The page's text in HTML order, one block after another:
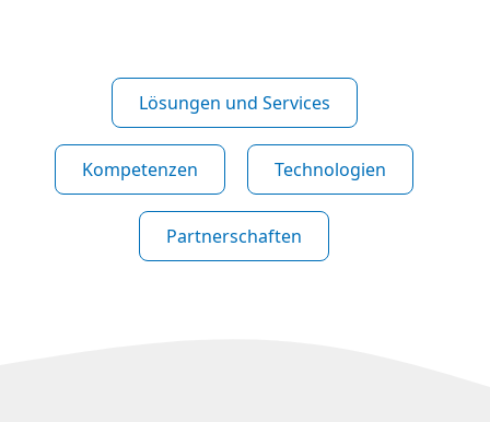
Lösungen und Services
Kompetenzen Technologien
Partnerschaften